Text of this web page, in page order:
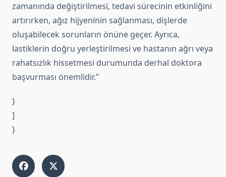
zamanında değiştirilmesi, tedavi sürecinin etkinliğini
artırırken, ağız hijyeninin sağlanması, dişlerde
oluşabilecek sorunların önüne geçer. Ayrıca,
lastiklerin doğru yerleştirilmesi ve hastanın ağrı veya
rahatsızlık hissetmesi durumunda derhal doktora
başvurması önemlidir.”
}
]
}